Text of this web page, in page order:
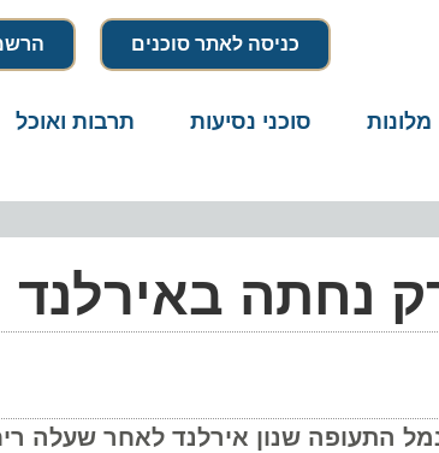
כניסה לאתר סוכנים הרשמה
סוכני נסיעות תרבות ואוכל
נחתה באירלנד
התעופה שנון אירלנד לאחר שעלה ריח